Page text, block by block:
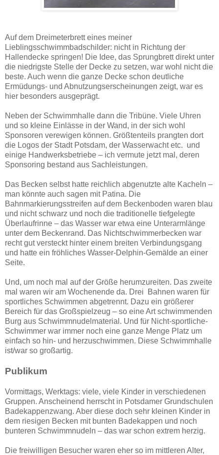
Auf dem Dreimeterbrett eines meiner
Lieblingsschwimmbadschilder: nicht in Richtung der
Hallendecke springen! Die Idee, das Sprungbrett direkt unter
die niedrigste Stelle der Decke zu setzen, war wohl nicht die
beste. Auch wenn die ganze Decke schon deutliche
Ermüdungs- und Abnutzungserscheinungen zeigt, war es
hier besonders ausgeprägt.
Neben der Schwimmhalle dann die Tribüne. Viele Uhren
und so kleine Einlässe in der Wand, in der sich wohl
Sponsoren verewigen können. Größtenteils prangten dort
die Logos der Stadt Potsdam, der Wasserwacht etc. und
einige Handwerksbetriebe – ich vermute jetzt mal, deren
Sponsoring bestand aus Sachleistungen.
Das Becken selbst hatte reichlich abgenutzte alte Kacheln –
man könnte auch sagen mit Patina. Die
Bahnmarkierungsstreifen auf dem Beckenboden waren blau
und nicht schwarz und noch die traditionelle tiefgelegte
Überlaufrinne – das Wasser war etwa eine Unterarmlänge
unter dem Beckenrand. Das Nichtschwimmerbecken war
recht gut versteckt hinter einem breiten Verbindungsgang
und hatte ein fröhliches Wasser-Delphin-Gemälde an einer
Seite.
Und, um noch mal auf der Größe herumzureiten. Das zweite
mal waren wir am Wochenende da. Drei Bahnen waren für
sportliches Schwimmen abgetrennt. Dazu ein größerer
Bereich für das Großspielzeug – so eine Art schwimmenden
Burg aus Schwimmnudelmaterial. Und für Nicht-sportliche-
Schwimmer war immer noch eine ganze Menge Platz um
einfach so hin- und herzuschwimmen. Diese Schwimmhalle
ist/war so großartig.
Publikum
Vormittags, Werktags: viele, viele Kinder in verschiedenen
Gruppen. Anscheinend herrscht in Potsdamer Grundschulen
Badekappenzwang. Aber diese doch sehr kleinen Kinder in
dem riesigen Becken mit bunten Badekappen und noch
bunteren Schwimmnudeln – das war schon extrem herzig.
Die freiwilligen Besucher waren eher so im mittleren Alter,